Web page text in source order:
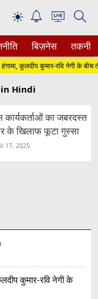
☀
बिज़नेस तकनीक
कुलदीप कुमार-रवि नेगी के बीच
in Hindi
का जबरदस्त
के खिलाफ फूटा गुस्सा
17, 2025
कुमार-रवि नेगी के